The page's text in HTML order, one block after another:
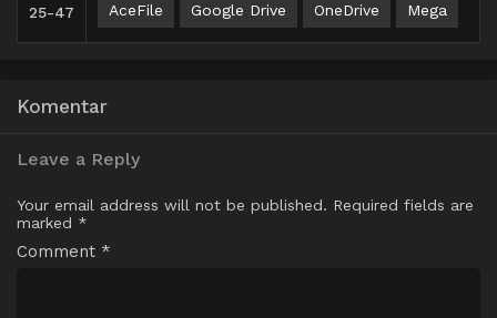
25-47 AceFile Google Drive OneDrive Mega
Komentar
Leave a Reply
Your email address will not be published. Required fields are
marked *
Comment *